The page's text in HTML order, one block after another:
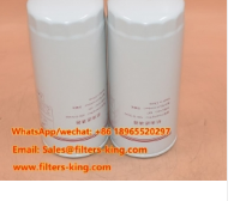
Kraftstofffilter-Querverweis
SK200-8 SK200-8ROPS
SK210LC-11 SK210LC-8
SK225SR SK225SRLC
SK225SRLC SK225SRROPS